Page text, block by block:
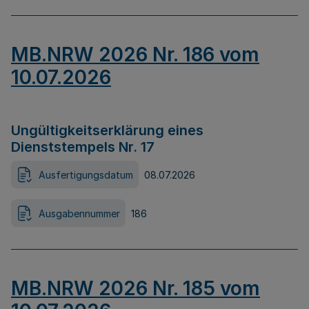
MB.NRW 2026 Nr. 186 vom
10.07.2026
Ungültigkeitserklärung eines
Dienststempels Nr. 17
Ausfertigungsdatum 08.07.2026
Ausgabennummer 186
MB.NRW 2026 Nr. 185 vom